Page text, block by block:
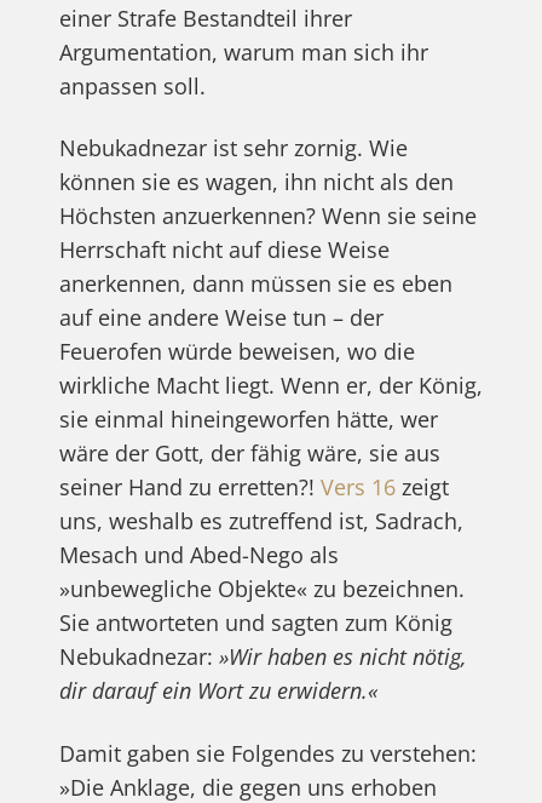
einer Strafe Bestandteil ihrer
Argumentation, warum man sich ihr
anpassen soll.
Nebukadnezar ist sehr zornig. Wie
können sie es wagen, ihn nicht als den
Höchsten anzuerkennen? Wenn sie seine
Herrschaft nicht auf diese Weise
anerkennen, dann müssen sie es eben
auf eine andere Weise tun – der
Feuerofen würde beweisen, wo die
wirkliche Macht liegt. Wenn er, der König,
sie einmal hineingeworfen hätte, wer
wäre der Gott, der fähig wäre, sie aus
seiner Hand zu erretten?! Vers 16zeigt
uns, weshalb es zutreffend ist, Sadrach,
Mesach und Abed-Nego als
»unbewegliche Objekte« zu bezeichnen.
Sie antworteten und sagten zum König
Nebukadnezar: »Wir haben es nicht nötig,
dir darauf ein Wort zu erwidern.«
Damit gaben sie Folgendes zu verstehen:
»Die Anklage, die gegen uns erhoben